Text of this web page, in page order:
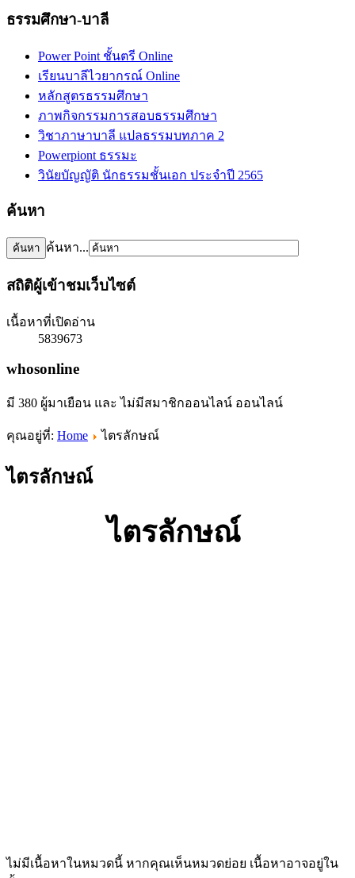
ธรรมศึกษา-บาลี
Power Point ชั้นตรี Online
เรียนบาลีไวยากรณ์ Online
หลักสูตรธรรมศึกษา
ภาพกิจกรรมการสอบธรรมศึกษา
วิชาภาษาบาลี แปลธรรมบทภาค 2
Powerpiont ธรรมะ
วินัยบัญญัติ นักธรรมชั้นเอก ประจำปี 2565
ค้นหา
ค้นหา...
สถิติผู้เข้าชมเว็บไซต์
เนื้อหาที่เปิดอ่าน
5839673
whosonline
มี 380 ผู้มาเยือน และ ไม่มีสมาชิกออนไลน์ ออนไลน์
คุณอยู่ที่: Home ไตรลักษณ์
ไตรลักษณ์
ไตรลักษณ์
ไม่มีเนื้อหาในหมวดนี้ หากคุณเห็นหมวดย่อย เนื้อหาอาจอยู่ใน